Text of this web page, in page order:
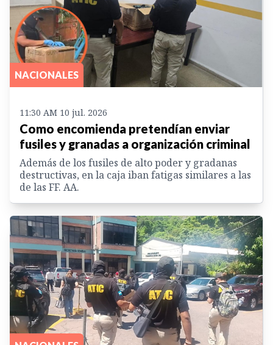
NACIONALES
11:30 AM 10 jul. 2026
Como encomienda pretendían enviar
fusiles y granadas a organización criminal
Además de los fusiles de alto poder y gradanas
destructivas, en la caja iban fatigas similares a las
de las FF. AA.